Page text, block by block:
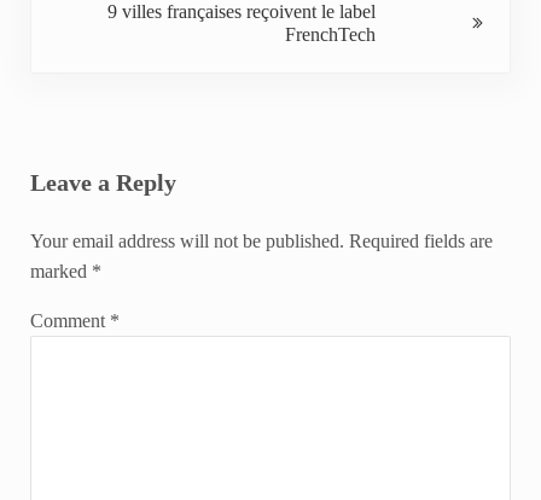
9 villes françaises reçoivent le label
FrenchTech
Leave a Reply
Your email address will not be published. Required fields are
marked *
Comment *